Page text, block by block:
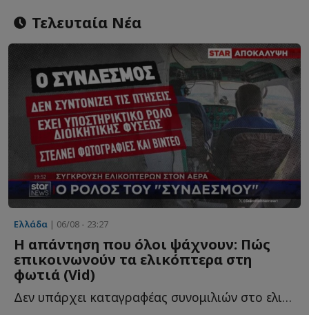
Τελευταία Νέα
Ελλάδα | 06/08 - 23:27
Η απάντηση που όλοι ψάχνουν: Πώς
επικοινωνούν τα ελικόπτερα στη
φωτιά (Vid)
Δεν υπάρχει καταγραφέας συνομιλιών στο ελικόπτερο, α...